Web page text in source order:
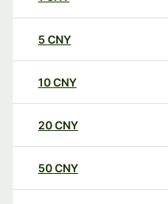
5 CNY
10CNY
20CNY
50CNY